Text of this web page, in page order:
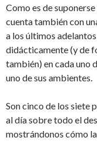
Como es de
cuenta también con
a los últimos
didácticamente (y de
también) en cada uno
uno de sus ambientes.
Son cinco de los siete
al día sobre todo el
mostrándonos cómo